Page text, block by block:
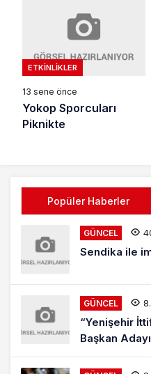
ETKINLIKLER
13 sene önce
Yokop Sporcuları
Piknikte
Popüler Haberler
GÜNCEL
Sendika ile
GÜNCEL
“Yenişehir